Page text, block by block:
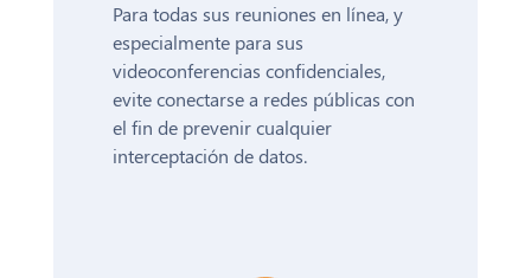
Para todas sus reuniones en línea, y
especialmente para sus
videoconferencias confidenciales,
evite conectarse a redes públicas con
el fin de prevenir cualquier
interceptación de datos.